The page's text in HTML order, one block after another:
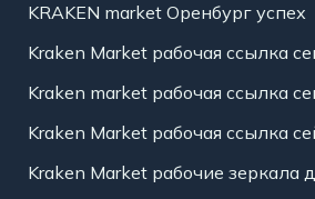
KRAKEN market Оренбург успех
Kraken Market рабочая ссылка
Kraken market рабочая ссылка
Kraken Market рабочая ссылка
Kraken Market рабочие зеркала